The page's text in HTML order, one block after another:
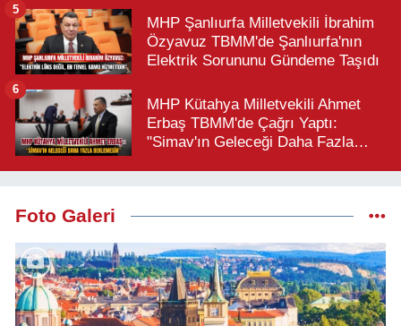
MHP Şanlıurfa Milletvekili İbrahim
Özyavuz TBMM'de Şanlıurfa'nın
Elektrik Sorununu Gündeme Taşıdı
5
MHP Kütahya Milletvekili Ahmet
Erbaş TBMM'de Çağrı Yaptı:
"Simav'ın Geleceği Daha Fazla
6
Foto Galeri